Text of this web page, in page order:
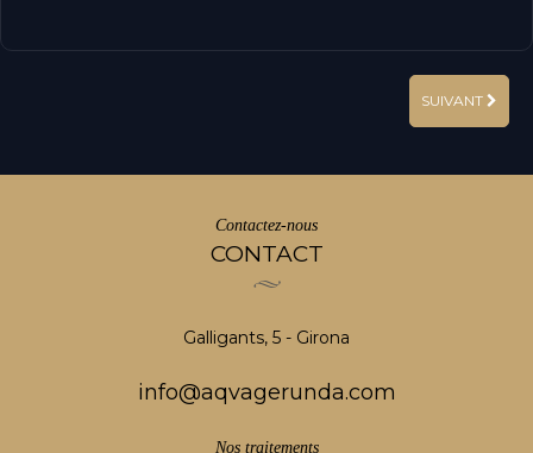
SUIVANT
Contactez-nous
CONTACT
Galligants, 5 - Girona
info@aqvagerunda.com
Nos traitements